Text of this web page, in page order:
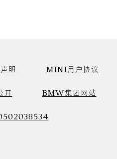
明 MINI用户协议
开 BMW集团网站